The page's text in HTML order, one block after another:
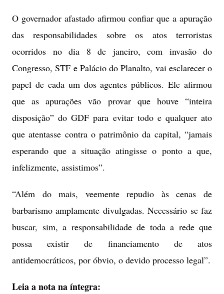
O governador afastado afirmou confiar que a apuração
das responsabilidades sobre os atos terroristas
ocorridos no dia 8 de janeiro, com invasão do
Congresso, STF e Palácio do Planalto, vai esclarecer o
papel de cada um dos agentes públicos. Ele afirmou
que as apurações vão provar que houve “inteira
disposição” do GDF para evitar todo e qualquer ato
que atentasse contra o patrimônio da capital, “jamais
esperando que a situação atingisse o ponto a que,
infelizmente, assistimos”.
“Além do mais, veemente repudio às cenas de
barbarismo amplamente divulgadas. Necessário se faz
buscar, sim, a responsabilidade de toda a rede que
possa existir de financiamento de atos
antidemocráticos, por óbvio, o devido processo legal”.
Leia a nota na íntegra: